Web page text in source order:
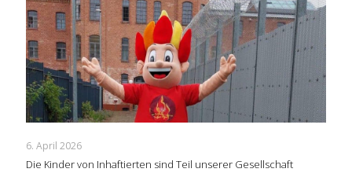
6. April 2026
Die Kinder von Inhaftierten sind Teil unserer Gesellschaft